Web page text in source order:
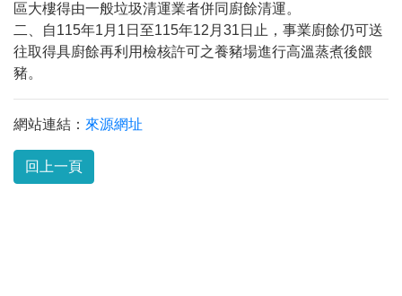
防堵非洲豬瘟總動員，因應非洲豬瘟疫情，市民端
因應非洲豬瘟疫情，市民端廚餘收運排出方式不變
8月10日14:30至15:00防空演習行動網路降速演練
區大樓得由一般垃圾清運業者併同廚餘清運。
二、自115年1月1日至115年12月31日止，事業廚餘仍可送
往取得具廚餘再利用檢核許可之養豬場進行高溫蒸煮後餵
豬。
網站連結： 來源網址
回上一頁